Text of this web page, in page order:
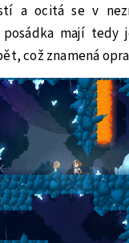
a ocitá se v
posádka mají
což znamená